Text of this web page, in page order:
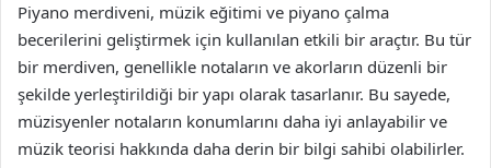
Piyano merdiveni, müzik eğitimi ve piyano çalma
becerilerini geliştirmek için kullanılan etkili bir araçtır. Bu tür
bir merdiven, genellikle notaların ve akorların düzenli bir
şekilde yerleştirildiği bir yapı olarak tasarlanır. Bu sayede,
müzisyenler notaların konumlarını daha iyi anlayabilir ve
müzik teorisi hakkında daha derin bir bilgi sahibi olabilirler.